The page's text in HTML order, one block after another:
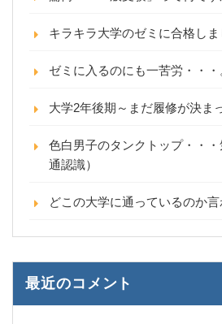
キラキラ大学のゼミに合格しま
ゼミに入るのにも一苦労・・・
大学2年後期～まだ履修が決ま
色白男子のタンクトップ・・
通認識）
どこの大学に通っているのか言
最近のコメント